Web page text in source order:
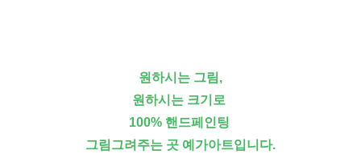
원하시는 그림,
원하시는 크기로
100% 핸드페인팅
그림그려주는 곳 예가아트입니다.